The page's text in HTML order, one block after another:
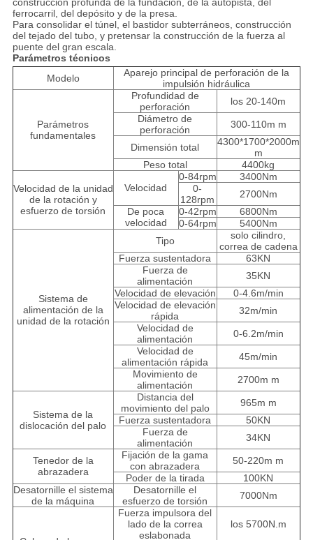
construcción profunda de la fundación, de la autopista, del
ferrocarril, del depósito y de la presa.
Para consolidar el túnel, el bastidor subterráneos, construcción
del tejado del tubo, y pretensar la construcción de la fuerza al
puente del gran escala.
Parámetros técnicos
Modelo
Aparejo principal de perforación de la
impulsión hidráulica
Parámetros
fundamentales
Profundidad de
perforación
los 20-140m
Diámetro de
perforación
300-110m m
Dimensión total
4300*1700*2000m
m
Peso total
4400kg
Velocidad de la unidad
de la rotación y
esfuerzo de torsión
Velocidad
0-84rpm
3400Nm
0-
128rpm
2700Nm
De poca
velocidad
0-42rpm
6800Nm
0-64rpm
5400Nm
Sistema de
alimentación de la
unidad de la rotación
Tipo
solo cilindro,
correa de cadena
Fuerza sustentadora
63KN
Fuerza de
alimentación
35KN
Velocidad de elevación
0-4.6m/min
Velocidad de elevación
rápida
32m/min
Velocidad de
alimentación
0-6.2m/min
Velocidad de
alimentación rápida
45m/min
Movimiento de
alimentación
2700m m
Sistema de la
dislocación del palo
Distancia del
movimiento del palo
965m m
Fuerza sustentadora
50KN
Fuerza de
alimentación
34KN
Tenedor de la
abrazadera
Fijación de la gama
con abrazadera
50-220m m
Poder de la tirada
100KN
Desatornille el sistema
de la máquina
Desatornille el
esfuerzo de torsión
7000Nm
Fuerza impulsora del
lado de la correa
eslabonada
los 5700N.m